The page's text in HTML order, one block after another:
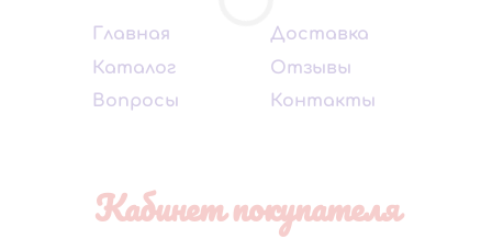
Главная
Каталог
Вопросы
Доставка
Отзывы
Контакты
Кабинет покупателя